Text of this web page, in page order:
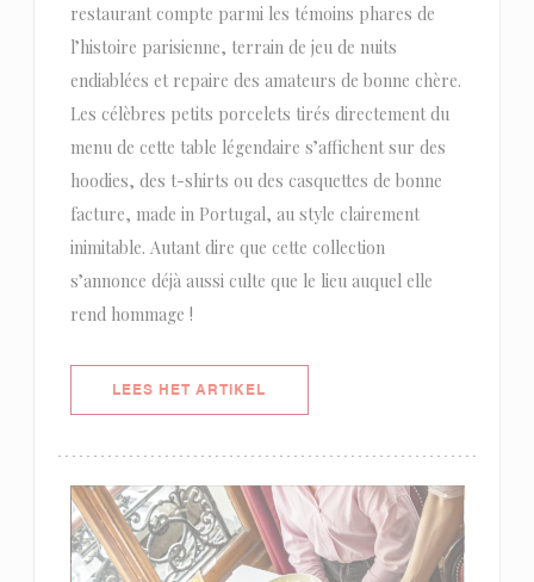
restaurant compte parmi les témoins phares de
l’histoire parisienne, terrain de jeu de nuits
endiablées et repaire des amateurs de bonne chère.
Les célèbres petits porcelets tirés directement du
menu de cette table légendaire s’affichent sur des
hoodies, des t-shirts ou des casquettes de bonne
facture, made in Portugal, au style clairement
inimitable. Autant dire que cette collection
s’annonce déjà aussi culte que le lieu auquel elle
rend hommage !
LEES HET ARTIKEL